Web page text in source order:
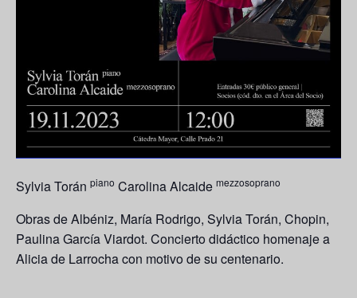
Sylvia Torán piano Carolina Alcaide mezzosoprano
Obras de Albéniz, María Rodrigo, Sylvia Torán, Chopin,
Paulina García Viardot. Concierto didáctico homenaje a
Alicia de Larrocha con motivo de su centenario.